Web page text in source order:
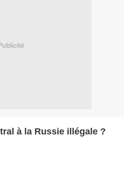
à la Russie illégale ?